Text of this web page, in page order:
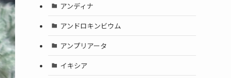
アンディナ
アンドロキンビウム
アンプリアータ
イキシア